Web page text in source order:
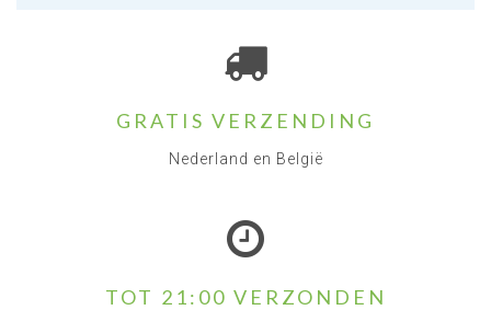
GRATIS VERZENDING
Nederland en België
TOT 21:00 VERZONDEN